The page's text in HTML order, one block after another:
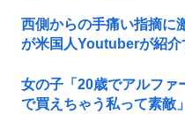
西側からの手痛い指摘に
が米国人Youtuberが紹介
女の子「20歳でアルファ
で買えちゃう私って素敵」